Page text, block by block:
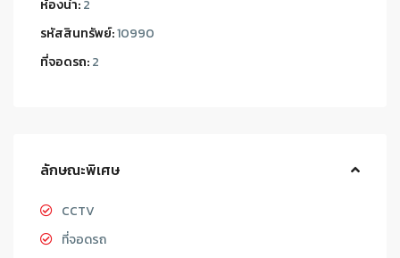
ห้องน้ำ:2
รหัสสินทรัพย์:10990
ที่จอดรถ:2
ลักษณะพิเศษ
CCTV
ที่จอดรถ